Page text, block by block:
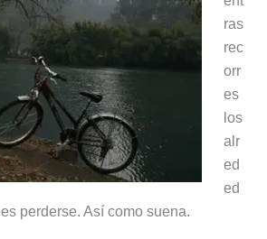
ras
rec
orr
es
los
alr
ed
ed
es perderse. Así como suena.